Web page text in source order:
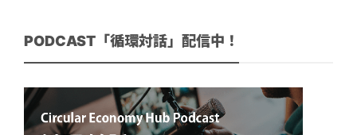
PODCAST「循環対話」配信中！